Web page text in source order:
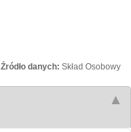
Źródło danych: Skład Osobowy